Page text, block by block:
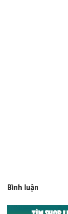
Bình luận